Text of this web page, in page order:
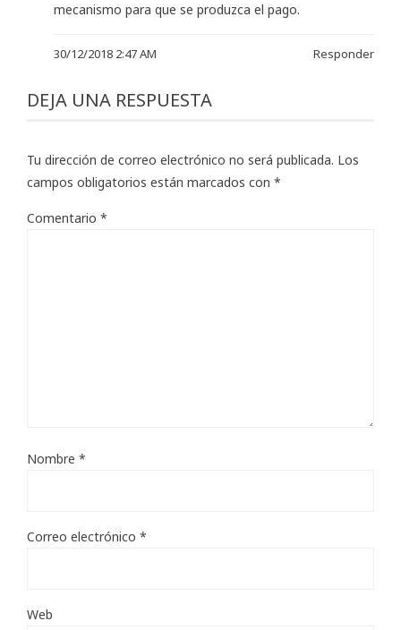
mecanismo para que se produzca el pago.
30/12/2018 2:47 AM Responder
DEJA UNA RESPUESTA
Tu dirección de correo electrónico no será publicada. Los
campos obligatorios están marcados con *
Comentario *
Nombre *
Correo electrónico *
Web